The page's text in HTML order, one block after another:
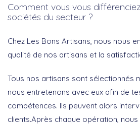
Comment vous vous
sociétés du secteur ?
Chez Les Bons Artisans, nous nous
qualité de nos artisans et la
Tous nos artisans sont sélectionnés
nous entretenons avec eux afin de
compétences. Ils peuvent alors
clients.Après chaque opération, nous